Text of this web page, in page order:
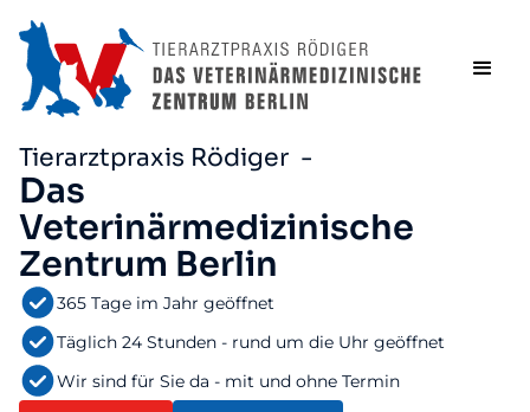
Tierarztpraxis Rödiger -
Das
Veterinärmedizinische
Zentrum Berlin
365 Tage im Jahr geöffnet
Täglich 24 Stunden - rund um die Uhr geöffnet
Wir sind für Sie da - mit und ohne Termin